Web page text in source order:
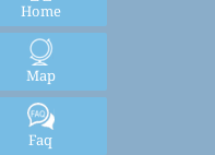
Home
Map
Faq